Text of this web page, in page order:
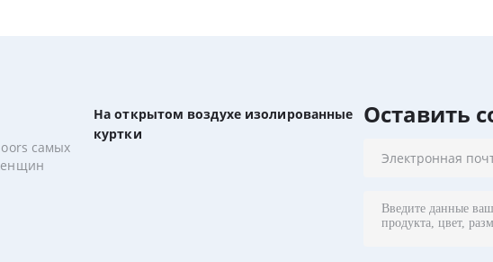
самых
На открытом воздухе изолированные
куртки
Оставить